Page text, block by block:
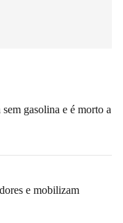
gasolina e é morto a
e mobilizam